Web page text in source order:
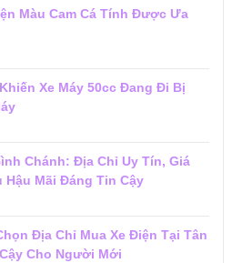
Màu Cam Cá Tính Được Ưa
Xe Máy 50cc Đang Đi Bị
Chánh: Địa Chỉ Uy Tín, Giá
Hậu Mãi Đáng Tin Cậy
Địa Chỉ Mua Xe Điện Tại Tân
Cho Người Mới